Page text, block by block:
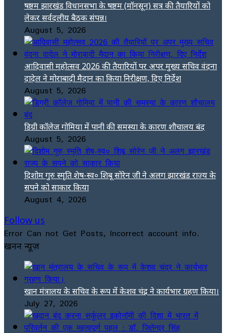
षष्ठम झारखंड विधानसभा के षष्ठम (मॉनसून) सत्र की तैयारियों को
लेकर सर्वदलीय बैठक संपन्न।
August 5, 2026
आदिवासी महोत्सव 2026 की तैयारियों पर अपर मुख्य सचिव वंदना
दादेल ने मोराबादी मैदान का किया निरीक्षण, दिए निर्देश
August 5, 2026
डिग्री कॉलेज गोमिया में पानी की समस्या के कारण शौचालय बंद
August 5, 2026
दिशोम गुरु स्मृति शेष-स्व० शिबू सोरेन जी ने अलग झारखंड राज्य के
सपने को साकार किया
August 4, 2026
Follow us
Error Can not Get Posts, Incorrect account info.
खनन न्यूज़
खान मंत्रालय के सचिव के रूप में केशव चंद्र ने कार्यभार ग्रहण किया।
July 27, 2026